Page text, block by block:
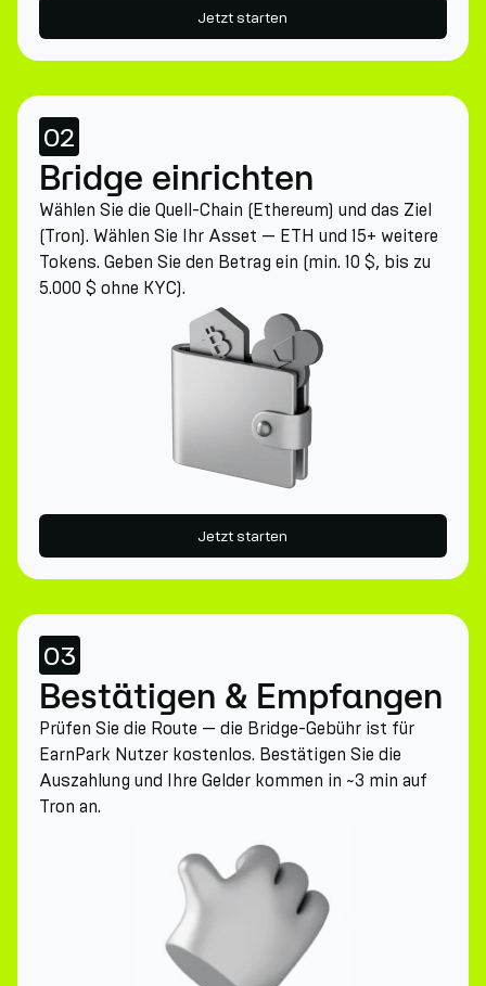
Jetzt starten
02
Bridge einrichten
Wählen Sie die Quell-Chain (Ethereum) und das Ziel
(Tron). Wählen Sie Ihr Asset — ETH und 15+ weitere
Tokens. Geben Sie den Betrag ein (min. 10 $, bis zu
5.000 $ ohne KYC).
Jetzt starten
03
Bestätigen & Empfangen
Prüfen Sie die Route — die Bridge-Gebühr ist für
EarnPark Nutzer kostenlos. Bestätigen Sie die
Auszahlung und Ihre Gelder kommen in ~3 min auf
Tron an.